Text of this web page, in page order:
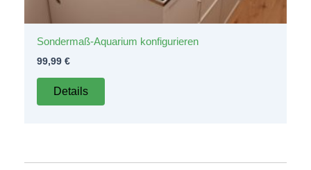
Sondermaß-Aquarium konfigurieren
99,99 €
Details